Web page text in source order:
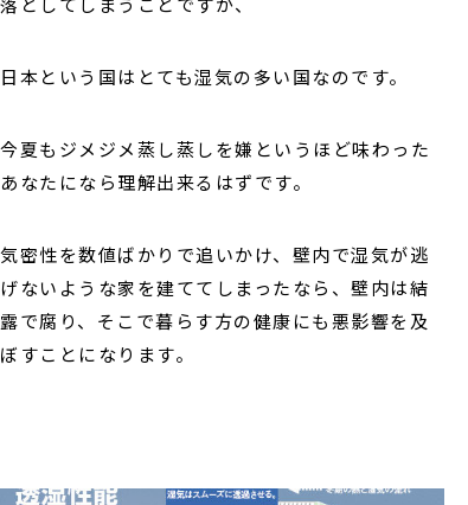
日本という国はとても湿気の多い国なのです。
今夏もジメジメ蒸し蒸しを嫌というほど味わった
あなたになら理解出来るはずです。
気密性を数値ばかりで追いかけ、壁内で湿気が逃
げないような家を建ててしまったなら、壁内は結
露で腐り、そこで暮らす方の健康にも悪影響を及
ぼすことになります。